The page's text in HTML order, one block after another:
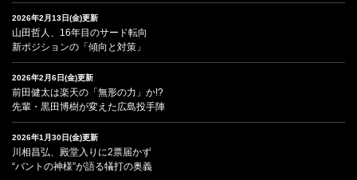
2026年2月13日(金)更新
山田哲人、16年目のサード転向
新ポジションの「傾向と対策」
2026年2月6日(金)更新
前田健太は楽天の「無形の力」か!?
先輩・黒田博樹が変えた広島投手陣
2026年1月30日(金)更新
川相昌弘、殿堂入りに2票届かず
“バントの神様”が語る犠打の奥義